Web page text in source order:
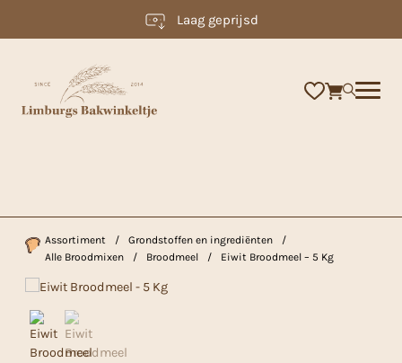
Laag geprijsd
Assortiment / Grondstoffen en ingrediënten
/
Alle Broodmixen
/ Broodmeel / Eiwit Broodmeel – 5 Kg